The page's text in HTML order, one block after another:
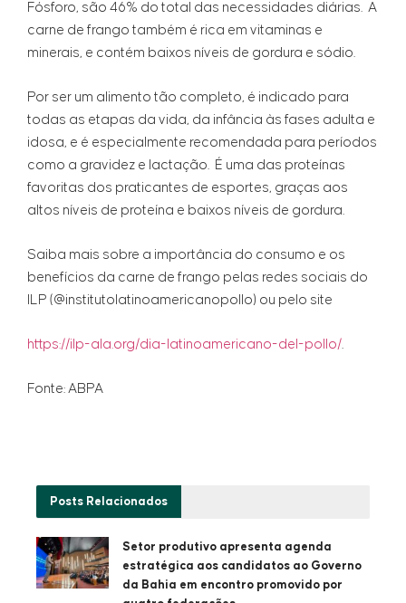
Fósforo, são 46% do total das necessidades diárias. A
carne de frango também é rica em vitaminas e
minerais, e contém baixos níveis de gordura e sódio.
Por ser um alimento tão completo, é indicado para
todas as etapas da vida, da infância às fases adulta e
idosa, e é especialmente recomendada para períodos
como a gravidez e lactação. É uma das proteínas
favoritas dos praticantes de esportes, graças aos
altos níveis de proteína e baixos níveis de gordura.
Saiba mais sobre a importância do consumo e os
benefícios da carne de frango pelas redes sociais do
ILP (@institutolatinoamericanopollo) ou pelo site
https://ilp-ala.org/dia-latinoamericano-del-pollo/.
Fonte: ABPA
Posts Relacionados
Setor produtivo apresenta agenda
estratégica aos candidatos ao Governo
da Bahia em encontro promovido por